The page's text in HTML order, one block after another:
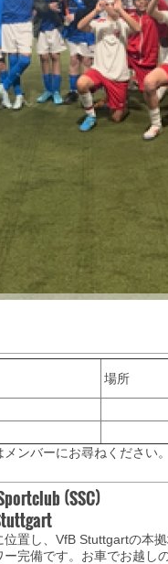
時間 場所
ンバーにお尋ねください。
(SSC)
置し、VfB Stuttgartの本
完備です。お車でお越し